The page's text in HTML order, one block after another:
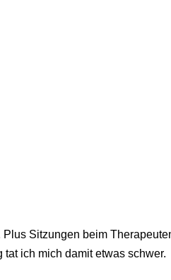
Sitzungen beim
ich mich damit etwas schwer.